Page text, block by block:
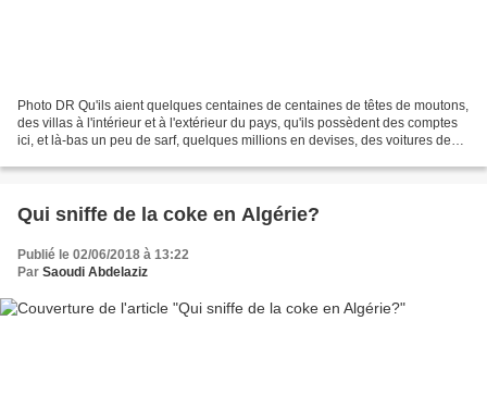
Photo DR Qu'ils aient quelques centaines de centaines de têtes de moutons,
des villas à l'intérieur et à l'extérieur du pays, qu'ils possèdent des comptes
ici, et là-bas un peu de sarf, quelques millions en devises, des voitures de
Qui sniffe de la coke en Algérie?
Publié le 02/06/2018 à 13:22
Par Saoudi Abdelaziz